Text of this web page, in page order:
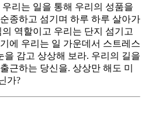
리는 일을 통해 우리의 성품을
종하고 섬기며 하루 하루 살아가
역할이고 우리는 단지 섬기고
에 우리는 일 가운데서 스트레스
을 감고 상상해 보라. 우리의 길을
근하는 당신을. 상상만 해도 미
가?